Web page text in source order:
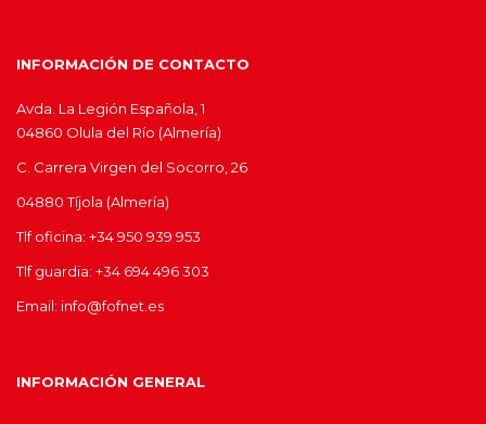
INFORMACIÓN DE CONTACTO
Avda. La Legión Española, 1
04860 Olula del Río (Almería)
C. Carrera Virgen del Socorro, 26
04880 Tíjola (Almería)
Tlf oficina: +34 950 939 953
Tlf guardia: +34 694 496 303
Email: info@fofnet.es
INFORMACIÓN GENERAL